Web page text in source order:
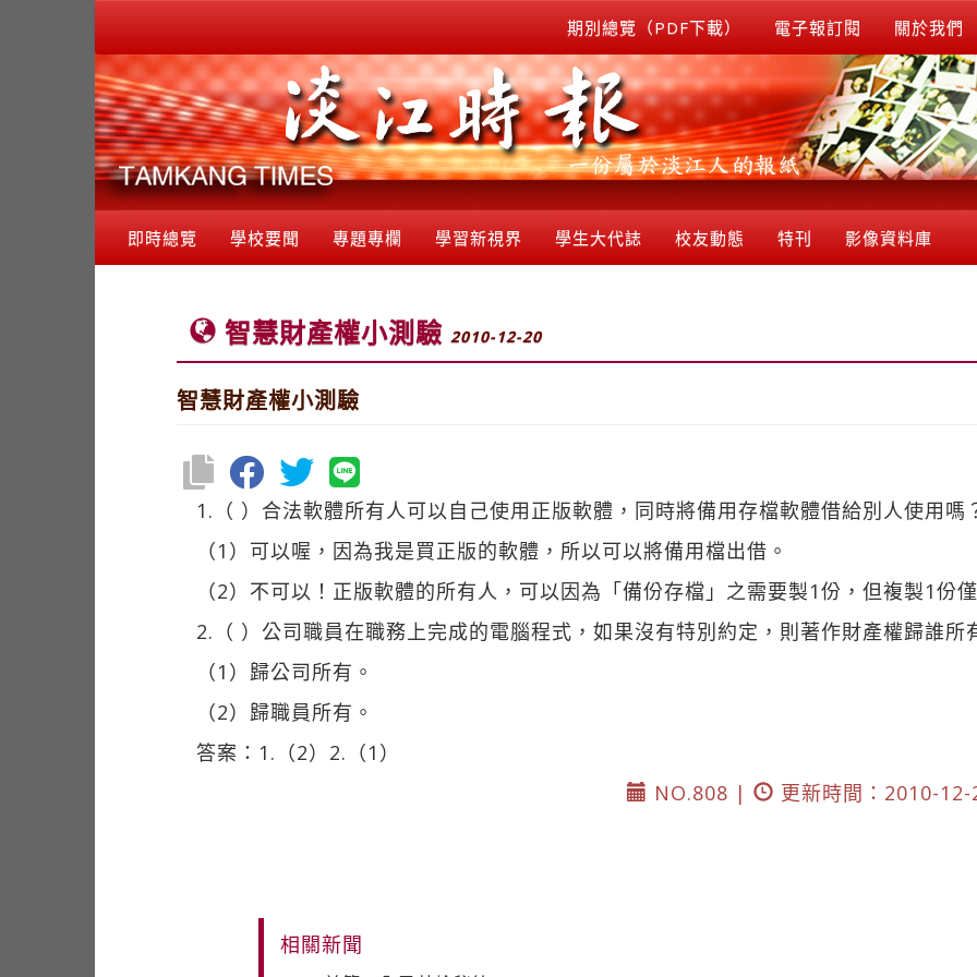
期別總覽（PDF下載） 電子報訂閱 關於我們
即時總覽 學校要聞 專題專欄 學習新視界 學生大代誌 校友動態 特刊 影像資料庫
智慧財產權小測驗 2010-12-20
智慧財產權小測驗
1.（ ）合法軟體所有人可以自己使用正版軟體，同時將備用存檔軟體借給別人使用嗎
（1）可以喔，因為我是買正版的軟體，所以可以將備用檔出借。
（2）不可以！正版軟體的所有人，可以因為「備份存檔」之需要製1份，但複製1份
2.（ ）公司職員在職務上完成的電腦程式，如果沒有特別約定，則著作財產權歸誰所
（1）歸公司所有。
（2）歸職員所有。
答案：1.（2）2.（1）
NO.808 |
更新時間：2010-
相關新聞